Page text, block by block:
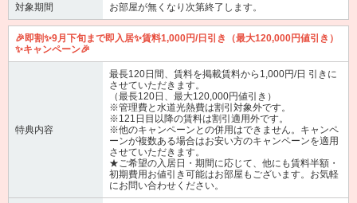
対象期間 お部屋が無くなり次第終了します。
🎉即割✨9月下旬まで即入居✨賃料1,000円/日引き（最大120,000円値引き）
✨キャンペーン🎉
特典内容
最長120日間、賃料を掲載賃料から1,000円/日 引きに
させていただきます。
（最長120日、最大120,000円値引き）
※管理費と水道光熱費は割引対象外です。
※121日目以降の賃料は割引適用外です。
※他のキャンペーンとの併用はできません。キャンペ
ーンが複数ある場合はお安い方のキャンペーンを適用
させていただきます。
★ご希望の入居日・期間に応じて、他にも賃料半額・
初期費用お値引き可能はお部屋もございます。お気軽
にお問い合わせください。